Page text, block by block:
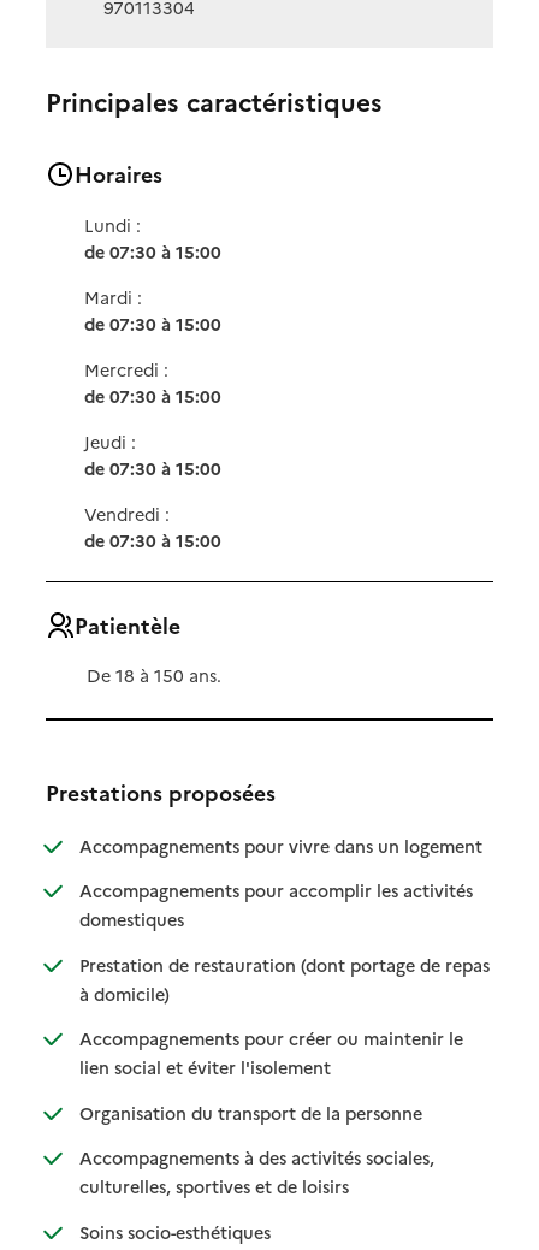
970113304
Principales caractéristiques
Horaires
Lundi :
de 07:30 à 15:00
Mardi :
de 07:30 à 15:00
Mercredi :
de 07:30 à 15:00
Jeudi :
de 07:30 à 15:00
Vendredi :
de 07:30 à 15:00
Patientèle
De 18 à 150 ans.
Prestations proposées
Accompagnements pour vivre dans un logement
:
: non
Accompagnements pour accomplir les activités
domestiques: disponible
: non disponible
Prestation de restauration (dont portage de repas
à domicile): disponible
: non disponible
Accompagnements pour créer ou maintenir le
lien social et éviter l'isolement: disponible
: non disponible
Organisation du transport de la personne: disponible
: non disponible
Accompagnements à des activités sociales,
culturelles, sportives et de loisirs: disponible
: non disponible
Soins socio-esthétiques: disponible
: non disponible